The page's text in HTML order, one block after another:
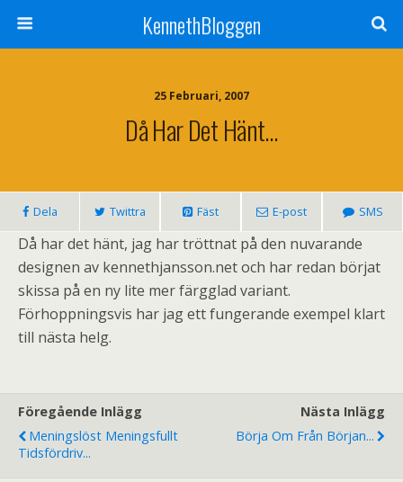
KennethBloggen
25 Februari, 2007
Då Har Det Hänt…
Dela Twittra Fäst E-post SMS
Då har det hänt, jag har tröttnat på den nuvarande
designen av kennethjansson.net och har redan börjat
skissa på en ny lite mer färgglad variant.
Förhoppningsvis har jag ett fungerande exempel klart
till nästa helg.
Föregående Inlägg
Meningslöst Meningsfullt
Tidsfördriv...
Nästa Inlägg
Börja Om Från Början...